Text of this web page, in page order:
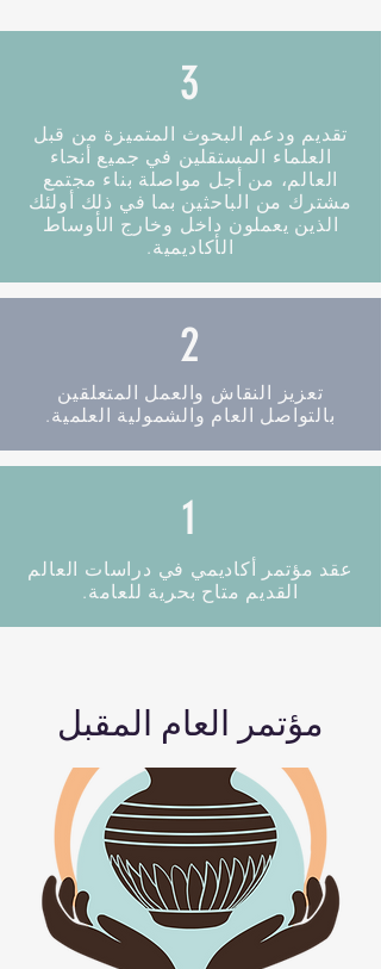
3
تقديم ودعم البحوث المتميزة من قبل
العلماء المستقلين في جميع أنحاء
العالم، من أجل مواصلة بناء مجتمع
مشترك من الباحثين بما في ذلك أولئك
الذين يعملون داخل وخارج الأوساط
الأكاديمية.
2
تعزيز النقاش والعمل المتعلقين
بالتواصل العام والشمولية العلمية.
1
عقد مؤتمر أكاديمي في دراسات العالم
القديم متاح بحرية للعامة.
مؤتمر العام المقبل